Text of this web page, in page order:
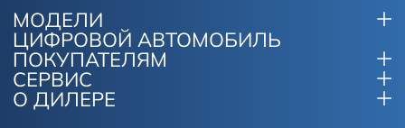
МОДЕЛИ
ЦИФРОВОЙ АВТОМОБИЛЬ
ПОКУПАТЕЛЯМ
СЕРВИС
О ДИЛЕРЕ